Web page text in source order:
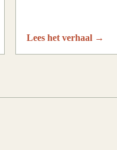
Lees het verhaal →